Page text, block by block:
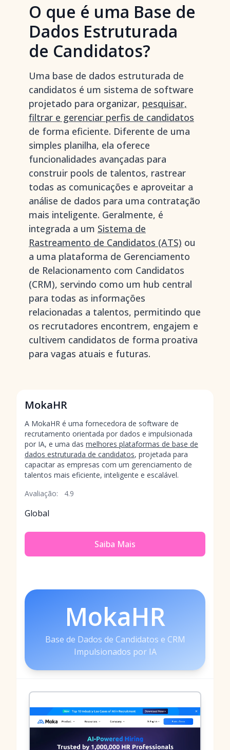
O que é uma Base de
Dados Estruturada
de Candidatos?
Uma base de dados estruturada de
candidatos é um sistema de software
projetado para organizar, pesquisar,
filtrar e gerenciar perfis de candidatos
de forma eficiente. Diferente de uma
simples planilha, ela oferece
funcionalidades avançadas para
construir pools de talentos, rastrear
todas as comunicações e aproveitar a
análise de dados para uma contratação
mais inteligente. Geralmente, é
integrada a um Sistema de
Rastreamento de Candidatos (ATS) ou
a uma plataforma de Gerenciamento
de Relacionamento com Candidatos
(CRM), servindo como um hub central
para todas as informações
relacionadas a talentos, permitindo que
os recrutadores encontrem, engajem e
cultivem candidatos de forma proativa
para vagas atuais e futuras.
MokaHR
A MokaHR é uma fornecedora de software de
recrutamento orientada por dados e impulsionada
por IA, e uma das melhores plataformas de base de
dados estruturada de candidatos, projetada para
capacitar as empresas com um gerenciamento de
talentos mais eficiente, inteligente e escalável.
Avaliação:
4.9
Global
Saiba Mais
MokaHR
Base de Dados de Candidatos e CRM
Impulsionados por IA